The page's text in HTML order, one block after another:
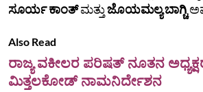
ಸೂರ್ಯ ಕಾಂತ್ಮತ್ತುಜೊಯಮಲ್ಯ ಬಾಗ್ಚಿ
Also Read
ರಾಜ್ಯ ವಕೀಲರ ಪರಿಷತ್‌ ನೂತನ
ಮಿತ್ತಲಕೋಡ್‌ ನಾಮನಿರ್ದೇಶನ